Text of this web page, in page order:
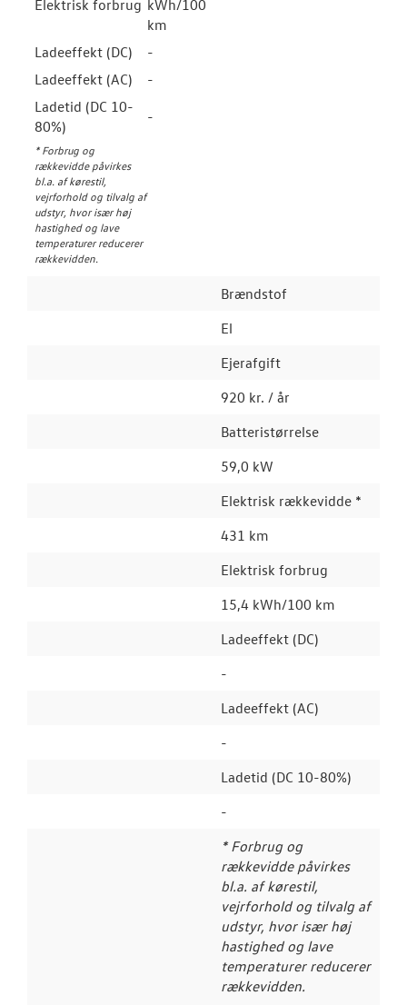
Elektrisk forbrug kWh/100
km
Ladeeffekt (DC)
-
Ladeeffekt (AC)
-
Ladetid (DC 10-
80%)
-
* Forbrug og
rækkevidde påvirkes
bl.a. af kørestil,
vejrforhold og tilvalg af
udstyr, hvor især høj
hastighed og lave
temperaturer reducerer
rækkevidden.
Brændstof
El
Ejerafgift
920 kr. / år
Batteristørrelse
59,0 kW
Elektrisk rækkevidde *
431 km
Elektrisk forbrug
15,4 kWh/100 km
Ladeeffekt (DC)
-
Ladeeffekt (AC)
-
Ladetid (DC 10-80%)
-
* Forbrug og
rækkevidde påvirkes
bl.a. af kørestil,
vejrforhold og tilvalg af
udstyr, hvor især høj
hastighed og lave
temperaturer reducerer
rækkevidden.